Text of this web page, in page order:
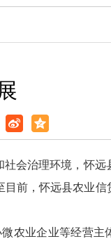
会治理环境，怀远
前，怀远县农业信
农业企业等经营主